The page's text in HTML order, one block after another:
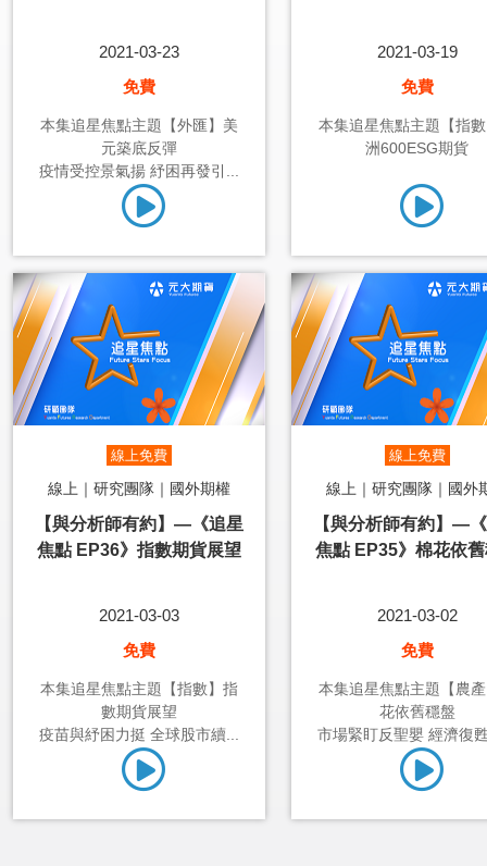
2021-03-23
免費
本集追星焦點主題【外匯】美
元築底反彈
疫情受控景氣揚 紓困再發引...
2021-03-19
免費
本集追星焦點主題【指
洲600ESG期貨
線上免費
線上｜研究團隊｜國外期權
【與分析師有約】—《追星
焦點 EP36》指數期貨展望
2021-03-03
免費
本集追星焦點主題【指數】指
數期貨展望
疫苗與紓困力挺 全球股市續...
線上免費
線上｜研究團隊｜國外
【與分析師有約】—
焦點 EP35》棉花依
2021-03-02
免費
本集追星焦點主題【農
花依舊穩盤
市場緊盯反聖嬰 經濟復